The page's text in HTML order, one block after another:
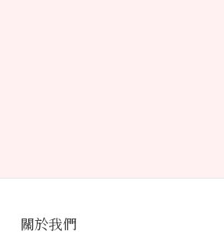
關於我們